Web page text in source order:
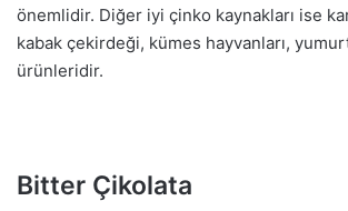
önemlidir. Diğer iyi çinko kaynakları ise
kabak çekirdeği, kümes hayvanları,
ürünleridir.
Bitter Çikolata